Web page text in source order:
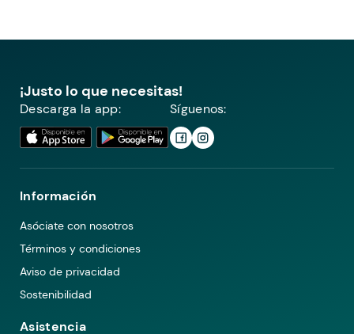
¡Justo lo que necesitas!
Descarga la app: Síguenos:
Información
Asóciate con nosotros
Términos y condiciones
Aviso de privacidad
Sostenibilidad
Asistencia